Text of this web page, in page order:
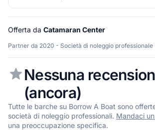
Offerta da Catamaran Center
Partner da 2020 - Società di noleggio
Nessuna
(ancora)
Tutte le barche su Borrow A Boat sono
società di noleggio professionali. Mandaci
una preoccupazione specifica.